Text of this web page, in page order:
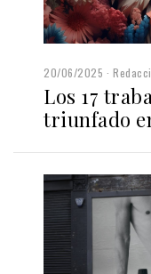
20/06/2025
Los 17
triunfado